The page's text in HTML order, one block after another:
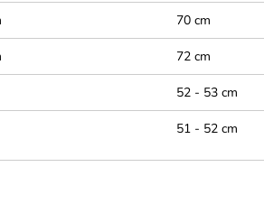
70 cm
72 cm
52 - 53 cm
51 - 52 cm